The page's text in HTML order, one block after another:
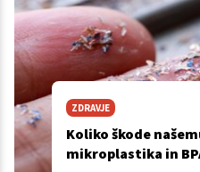
ZDRAVJE
Koliko škode
mikroplastika in